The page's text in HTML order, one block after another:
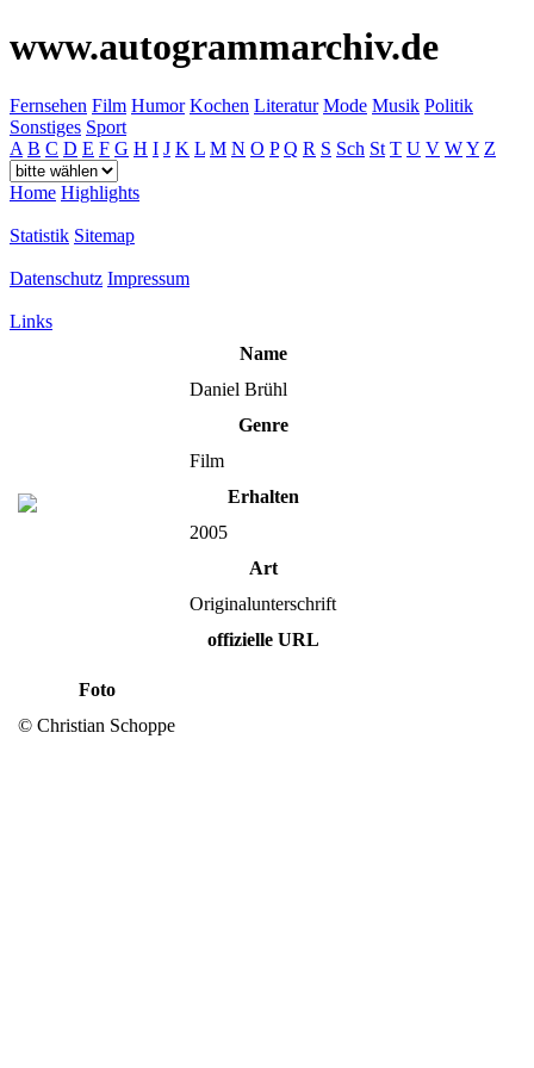
www.autogrammarchiv.de
Fernsehen Film Humor Kochen Literatur Mode Musik Politik
Sonstiges Sport
A B C D E F G H I J K L M N O P Q R S Sch St T U V WY Z
Home Highlights
Statistik Sitemap
Datenschutz Impressum
Links
Name
Daniel Brühl
Genre
Film
Erhalten
2005
Art
Originalunterschrift
offizielle URL
Foto
© Christian Schoppe